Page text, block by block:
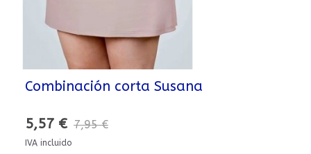
Combinación corta Susana
5,57 € 7,95 €
IVA incluido